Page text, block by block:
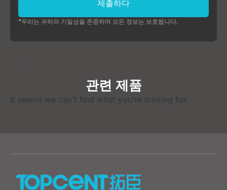
제출하다
*우리는 귀하의 기밀성을 존중하며 모든 정보는 보호됩니다.
관련 제품
It seems we can't find what you're looking for .